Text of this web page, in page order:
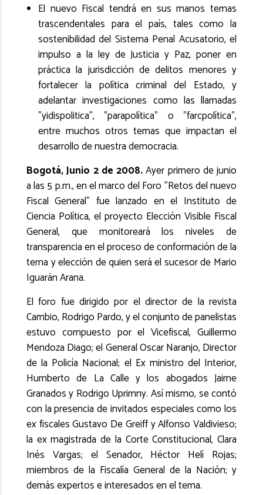
El nuevo Fiscal tendrá en sus manos temas
trascendentales para el país, tales como la
sostenibilidad del Sistema Penal Acusatorio, el
impulso a la ley de Justicia y Paz, poner en
práctica la jurisdicción de delitos menores y
fortalecer la política criminal del Estado, y
adelantar investigaciones como las llamadas
"yidispolitica", "parapolítica" o "farcpolítica",
entre muchos otros temas que impactan el
desarrollo de nuestra democracia.
Bogotá, Junio 2 de 2008.Ayer primero de junio
a las 5 p.m., en el marco del Foro "Retos del nuevo
Fiscal General" fue lanzado en el Instituto de
Ciencia Política, el proyecto Elección Visible Fiscal
General, que monitoreará los niveles de
transparencia en el proceso de conformación de la
terna y elección de quien será el sucesor de Mario
Iguarán Arana.
El foro fue dirigido por el director de la revista
Cambio, Rodrigo Pardo, y el conjunto de panelistas
estuvo compuesto por el Vicefiscal, Guillermo
Mendoza Diago; el General Oscar Naranjo, Director
de la Policía Nacional; el Ex ministro del Interior,
Humberto de La Calle y los abogados Jaime
Granados y Rodrigo Uprimny. Así mismo, se contó
con la presencia de invitados especiales como los
ex fiscales Gustavo De Greiff y Alfonso Valdivieso;
la ex magistrada de la Corte Constitucional, Clara
Inés Vargas; el Senador, Héctor Helí Rojas;
miembros de la Fiscalía General de la Nación; y
demás expertos e interesados en el tema.